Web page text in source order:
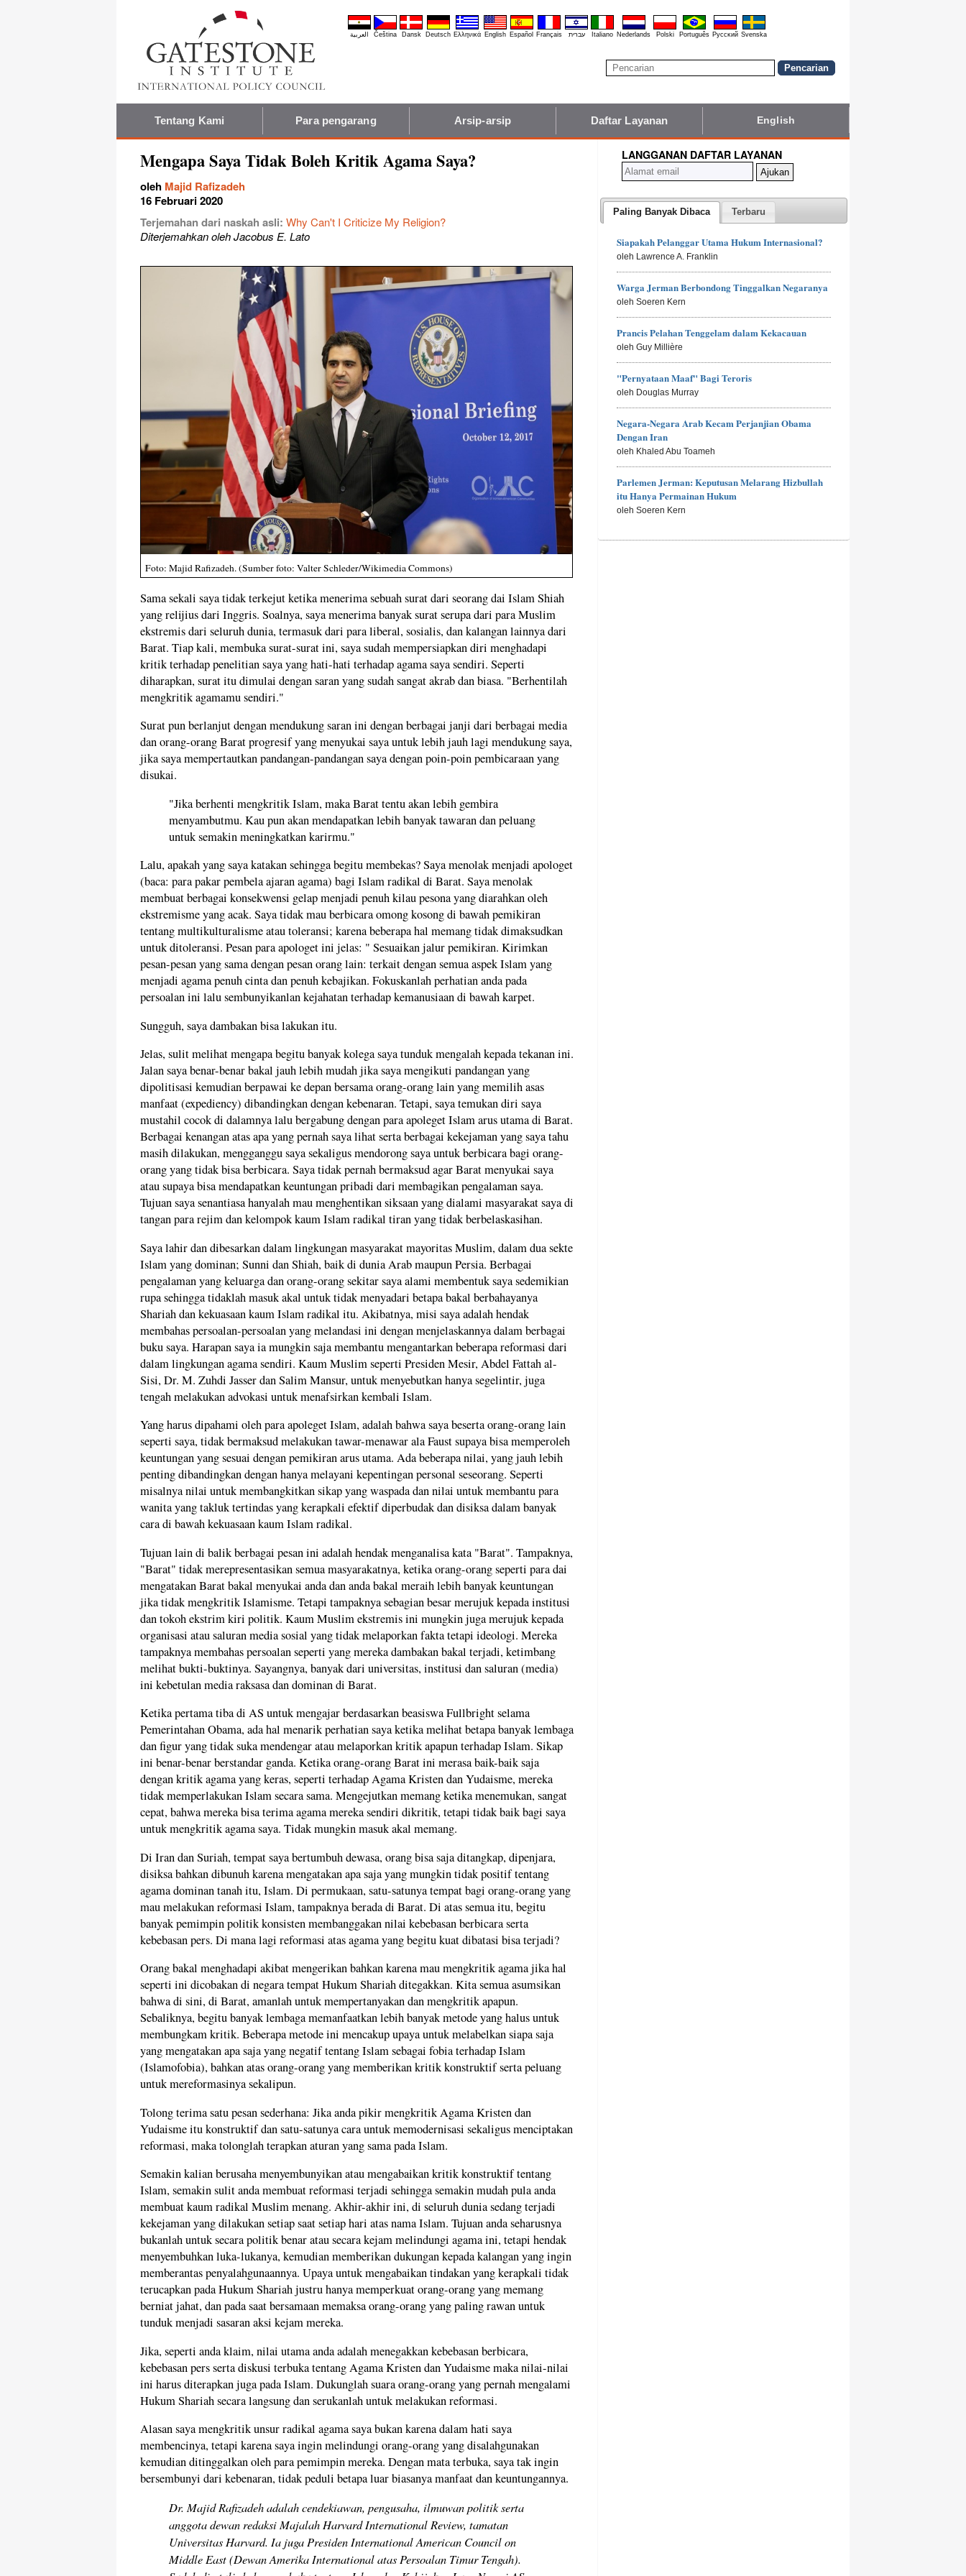
العربية Čeština Dansk Deutsch Ελληνικά English Español Français עברית Italiano Nederlands Polski Português Pyccĸий Svenska
Tentang Kami Para pengarang Arsip-arsip Daftar Layanan English
Mengapa Saya Tidak Boleh Kritik Agama Saya?
oleh Majid Rafizadeh
16 Februari 2020
Terjemahan dari naskah asli: Why Can't I Criticize My Religion?
Diterjemahkan oleh Jacobus E. Lato
Foto: Majid Rafizadeh. (Sumber foto: Valter Schleder/Wikimedia Commons)
Sama sekali saya tidak terkejut ketika menerima sebuah surat dari seorang dai Islam Shiah
yang relijius dari Inggris. Soalnya, saya menerima banyak surat serupa dari para Muslim
ekstremis dari seluruh dunia, termasuk dari para liberal, sosialis, dan kalangan lainnya dari
Barat. Tiap kali, membuka surat-surat ini, saya sudah mempersiapkan diri menghadapi
kritik terhadap penelitian saya yang hati-hati terhadap agama saya sendiri. Seperti
diharapkan, surat itu dimulai dengan saran yang sudah sangat akrab dan biasa. "Berhentilah
mengkritik agamamu sendiri."
Surat pun berlanjut dengan mendukung saran ini dengan berbagai janji dari berbagai media
dan orang-orang Barat progresif yang menyukai saya untuk lebih jauh lagi mendukung saya,
jika saya mempertautkan pandangan-pandangan saya dengan poin-poin pembicaraan yang
disukai.
"Jika berhenti mengkritik Islam, maka Barat tentu akan lebih gembira
menyambutmu. Kau pun akan mendapatkan lebih banyak tawaran dan peluang
untuk semakin meningkatkan karirmu."
Lalu, apakah yang saya katakan sehingga begitu membekas? Saya menolak menjadi apologet
(baca: para pakar pembela ajaran agama) bagi Islam radikal di Barat. Saya menolak
membuat berbagai konsekwensi gelap menjadi penuh kilau pesona yang diarahkan oleh
ekstremisme yang acak. Saya tidak mau berbicara omong kosong di bawah pemikiran
tentang multikulturalisme atau toleransi; karena beberapa hal memang tidak dimaksudkan
untuk ditoleransi. Pesan para apologet ini jelas: " Sesuaikan jalur pemikiran. Kirimkan
pesan-pesan yang sama dengan pesan orang lain: terkait dengan semua aspek Islam yang
menjadi agama penuh cinta dan penuh kebajikan. Fokuskanlah perhatian anda pada
persoalan ini lalu sembunyikanlan kejahatan terhadap kemanusiaan di bawah karpet.
Sungguh, saya dambakan bisa lakukan itu.
Jelas, sulit melihat mengapa begitu banyak kolega saya tunduk mengalah kepada tekanan ini.
Jalan saya benar-benar bakal jauh lebih mudah jika saya mengikuti pandangan yang
dipolitisasi kemudian berpawai ke depan bersama orang-orang lain yang memilih asas
manfaat (expediency) dibandingkan dengan kebenaran. Tetapi, saya temukan diri saya
mustahil cocok di dalamnya lalu bergabung dengan para apoleget Islam arus utama di Barat.
Berbagai kenangan atas apa yang pernah saya lihat serta berbagai kekejaman yang saya tahu
masih dilakukan, mengganggu saya sekaligus mendorong saya untuk berbicara bagi orang-
orang yang tidak bisa berbicara. Saya tidak pernah bermaksud agar Barat menyukai saya
atau supaya bisa mendapatkan keuntungan pribadi dari membagikan pengalaman saya.
Tujuan saya senantiasa hanyalah mau menghentikan siksaan yang dialami masyarakat saya di
tangan para rejim dan kelompok kaum Islam radikal tiran yang tidak berbelaskasihan.
Saya lahir dan dibesarkan dalam lingkungan masyarakat mayoritas Muslim, dalam dua sekte
Islam yang dominan; Sunni dan Shiah, baik di dunia Arab maupun Persia. Berbagai
pengalaman yang keluarga dan orang-orang sekitar saya alami membentuk saya sedemikian
rupa sehingga tidaklah masuk akal untuk tidak menyadari betapa bakal berbahayanya
Shariah dan kekuasaan kaum Islam radikal itu. Akibatnya, misi saya adalah hendak
membahas persoalan-persoalan yang melandasi ini dengan menjelaskannya dalam berbagai
buku saya. Harapan saya ia mungkin saja membantu mengantarkan beberapa reformasi dari
dalam lingkungan agama sendiri. Kaum Muslim seperti Presiden Mesir, Abdel Fattah al-
Sisi, Dr. M. Zuhdi Jasser dan Salim Mansur, untuk menyebutkan hanya segelintir, juga
tengah melakukan advokasi untuk menafsirkan kembali Islam.
Yang harus dipahami oleh para apoleget Islam, adalah bahwa saya beserta orang-orang lain
seperti saya, tidak bermaksud melakukan tawar-menawar ala Faust supaya bisa memperoleh
keuntungan yang sesuai dengan pemikiran arus utama. Ada beberapa nilai, yang jauh lebih
penting dibandingkan dengan hanya melayani kepentingan personal seseorang. Seperti
misalnya nilai untuk membangkitkan sikap yang waspada dan nilai untuk membantu para
wanita yang takluk tertindas yang kerapkali efektif diperbudak dan disiksa dalam banyak
cara di bawah kekuasaan kaum Islam radikal.
Tujuan lain di balik berbagai pesan ini adalah hendak menganalisa kata "Barat". Tampaknya,
"Barat" tidak merepresentasikan semua masyarakatnya, ketika orang-orang seperti para dai
mengatakan Barat bakal menyukai anda dan anda bakal meraih lebih banyak keuntungan
jika tidak mengkritik Islamisme. Tetapi tampaknya sebagian besar merujuk kepada institusi
dan tokoh ekstrim kiri politik. Kaum Muslim ekstremis ini mungkin juga merujuk kepada
organisasi atau saluran media sosial yang tidak melaporkan fakta tetapi ideologi. Mereka
tampaknya membahas persoalan seperti yang mereka dambakan bakal terjadi, ketimbang
melihat bukti-buktinya. Sayangnya, banyak dari universitas, institusi dan saluran (media)
ini kebetulan media raksasa dan dominan di Barat.
Ketika pertama tiba di AS untuk mengajar berdasarkan beasiswa Fullbright selama
Pemerintahan Obama, ada hal menarik perhatian saya ketika melihat betapa banyak lembaga
dan figur yang tidak suka mendengar atau melaporkan kritik apapun terhadap Islam. Sikap
ini benar-benar berstandar ganda. Ketika orang-orang Barat ini merasa baik-baik saja
dengan kritik agama yang keras, seperti terhadap Agama Kristen dan Yudaisme, mereka
tidak memperlakukan Islam secara sama. Mengejutkan memang ketika menemukan, sangat
cepat, bahwa mereka bisa terima agama mereka sendiri dikritik, tetapi tidak baik bagi saya
untuk mengkritik agama saya. Tidak mungkin masuk akal memang.
Di Iran dan Suriah, tempat saya bertumbuh dewasa, orang bisa saja ditangkap, dipenjara,
disiksa bahkan dibunuh karena mengatakan apa saja yang mungkin tidak positif tentang
agama dominan tanah itu, Islam. Di permukaan, satu-satunya tempat bagi orang-orang yang
mau melakukan reformasi Islam, tampaknya berada di Barat. Di atas semua itu, begitu
banyak pemimpin politik konsisten membanggakan nilai kebebasan berbicara serta
kebebasan pers. Di mana lagi reformasi atas agama yang begitu kuat dibatasi bisa terjadi?
Orang bakal menghadapi akibat mengerikan bahkan karena mau mengkritik agama jika hal
seperti ini dicobakan di negara tempat Hukum Shariah ditegakkan. Kita semua asumsikan
bahwa di sini, di Barat, amanlah untuk mempertanyakan dan mengkritik apapun.
Sebaliknya, begitu banyak lembaga memanfaatkan lebih banyak metode yang halus untuk
membungkam kritik. Beberapa metode ini mencakup upaya untuk melabelkan siapa saja
yang mengatakan apa saja yang negatif tentang Islam sebagai fobia terhadap Islam
(Islamofobia), bahkan atas orang-orang yang memberikan kritik konstruktif serta peluang
untuk mereformasinya sekalipun.
Tolong terima satu pesan sederhana: Jika anda pikir mengkritik Agama Kristen dan
Yudaisme itu konstruktif dan satu-satunya cara untuk memodernisasi sekaligus menciptakan
reformasi, maka tolonglah terapkan aturan yang sama pada Islam.
Semakin kalian berusaha menyembunyikan atau mengabaikan kritik konstruktif tentang
Islam, semakin sulit anda membuat reformasi terjadi sehingga semakin mudah pula anda
membuat kaum radikal Muslim menang. Akhir-akhir ini, di seluruh dunia sedang terjadi
kekejaman yang dilakukan setiap saat setiap hari atas nama Islam. Tujuan anda seharusnya
bukanlah untuk secara politik benar atau secara kejam melindungi agama ini, tetapi hendak
menyembuhkan luka-lukanya, kemudian memberikan dukungan kepada kalangan yang ingin
memberantas penyalahgunaannya. Upaya untuk mengabaikan tindakan yang kerapkali tidak
terucapkan pada Hukum Shariah justru hanya memperkuat orang-orang yang memang
berniat jahat, dan pada saat bersamaan memaksa orang-orang yang paling rawan untuk
tunduk menjadi sasaran aksi kejam mereka.
Jika, seperti anda klaim, nilai utama anda adalah menegakkan kebebasan berbicara,
kebebasan pers serta diskusi terbuka tentang Agama Kristen dan Yudaisme maka nilai-nilai
ini harus diterapkan juga pada Islam. Dukunglah suara orang-orang yang pernah mengalami
Hukum Shariah secara langsung dan serukanlah untuk melakukan reformasi.
Alasan saya mengkritik unsur radikal agama saya bukan karena dalam hati saya
membencinya, tetapi karena saya ingin melindungi orang-orang yang disalahgunakan
kemudian ditinggalkan oleh para pemimpin mereka. Dengan mata terbuka, saya tak ingin
bersembunyi dari kebenaran, tidak peduli betapa luar biasanya manfaat dan keuntungannya.
Dr. Majid Rafizadeh adalah cendekiawan, pengusaha, ilmuwan politik serta
anggota dewan redaksi Majalah Harvard International Review, tamatan
Universitas Harvard. Ia juga Presiden International American Council on
Middle East (Dewan Amerika International atas Persoalan Timur Tengah).
LANGGANAN DAFTAR LAYANAN
Paling Banyak Dibaca Terbaru
Siapakah Pelanggar Utama Hukum Internasional?
oleh Lawrence A. Franklin
Warga Jerman Berbondong Tinggalkan Negaranya
oleh Soeren Kern
Prancis Pelahan Tenggelam dalam Kekacauan
oleh Guy Millière
"Pernyataan Maaf" Bagi Teroris
oleh Douglas Murray
Negara-Negara Arab Kecam Perjanjian Obama
Dengan Iran
oleh Khaled Abu Toameh
Parlemen Jerman: Keputusan Melarang Hizbullah
itu Hanya Permainan Hukum
oleh Soeren Kern